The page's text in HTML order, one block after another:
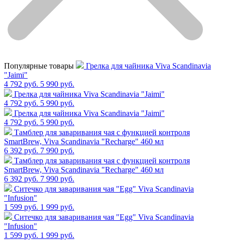
Популярные товары
Грелка для чайника Viva Scandinavia
"Jaimi"
4 792 руб. 5 990 руб.
Грелка для чайника Viva Scandinavia "Jaimi"
4 792 руб. 5 990 руб.
Грелка для чайника Viva Scandinavia "Jaimi"
4 792 руб. 5 990 руб.
Тамблер для заваривания чая с функцией контроля
SmartBrew, Viva Scandinavia "Recharge" 460 мл
6 392 руб. 7 990 руб.
Тамблер для заваривания чая с функцией контроля
SmartBrew, Viva Scandinavia "Recharge" 460 мл
6 392 руб. 7 990 руб.
Cитечко для заваривания чая "Egg" Viva Scandinavia
"Infusion"
1 599 руб. 1 999 руб.
Cитечко для заваривания чая "Egg" Viva Scandinavia
"Infusion"
1 599 руб. 1 999 руб.